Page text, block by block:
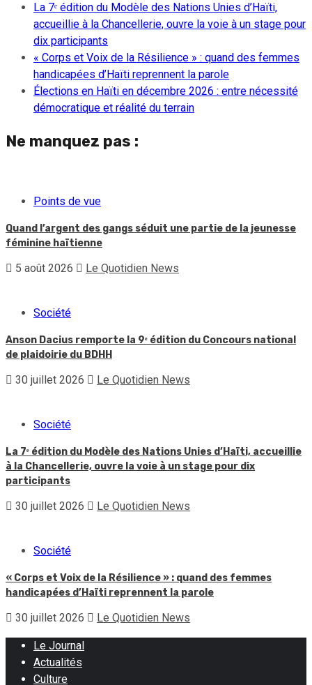
La 7ᵉ édition du Modèle des Nations Unies d’Haïti,
accueillie à la Chancellerie, ouvre la voie à un stage pour
dix participants
« Corps et Voix de la Résilience » : quand des femmes
handicapées d’Haïti reprennent la parole
Élections en Haïti en décembre 2026 : entre nécessité
démocratique et réalité du terrain
Ne manquez pas :
Points de vue
Quand l’argent des gangs séduit une partie de la jeunesse
féminine haïtienne
5 août 2026 Le Quotidien News
Société
Anson Dacius remporte la 9ᵉ édition du Concours national
de plaidoirie du BDHH
30 juillet 2026 Le Quotidien News
Société
La 7ᵉ édition du Modèle des Nations Unies d’Haïti, accueillie
à la Chancellerie, ouvre la voie à un stage pour dix
participants
30 juillet 2026 Le Quotidien News
Société
« Corps et Voix de la Résilience » : quand des femmes
handicapées d’Haïti reprennent la parole
30 juillet 2026 Le Quotidien News
Le Journal
Actualités
Culture